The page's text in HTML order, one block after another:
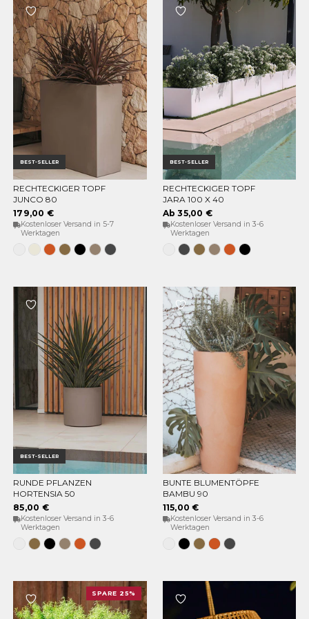
BEST-SELLER
OPTIONEN WÄHLEN
RECHTECKIGER TOPF
JUNCO 80
179,00 €
Kostenloser Versand in 5-7
Werktagen
WeissOpak-
Beige
Terrakotta
BronzeSchwarz
TaupeAnthrazit
BEST-SELLER
OPTIONEN WÄHLEN
RECHTECKIGER TOPF
JARA 100 X 40
Ab 35,00 €
Kostenloser Versand in 3-6
Werktagen
WeissAnthrazit
BronzeTaupeTerrakotta
Schwarz
BEST-SELLER
OPTIONEN WÄHLEN
RUNDE PFLANZEN
HORTENSIA 50
85,00 €
Kostenloser Versand in 3-6
Werktagen
WeissBronzeSchwarz
TaupeTerracota
Anthrazit
OPTIONEN WÄHLEN
BUNTE BLUMENTÖPFE
BAMBU 90
115,00 €
Kostenloser Versand in 3-6
Werktagen
WeissSchwarz
BronzeTerracota
Anthrazit
SPARE 25%